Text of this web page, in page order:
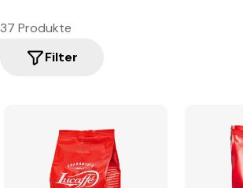
37 Produkte
Filter